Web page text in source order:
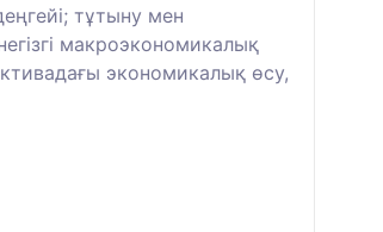
тұтыну мен
макроэкономикалық
экономикалық өсу,